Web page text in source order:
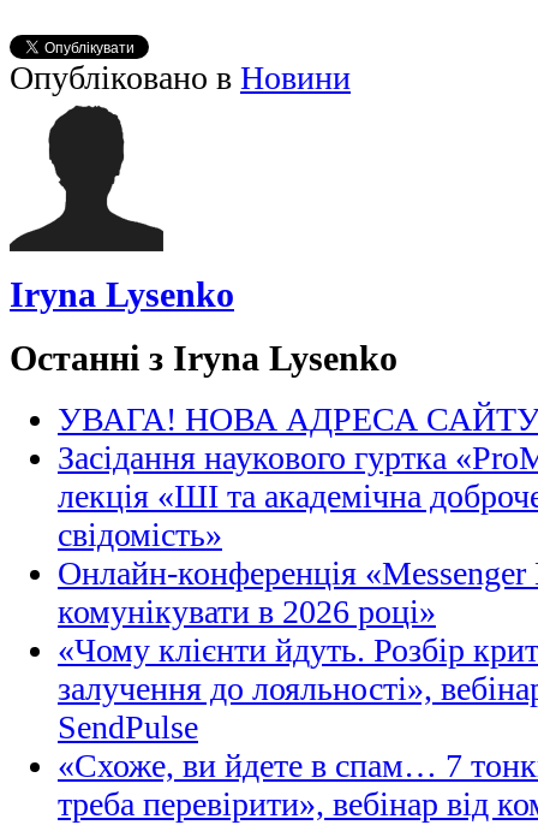
Опубліковано в Новини
Iryna Lysenko
Останні з Iryna Lysenko
УВАГА! НОВА АДРЕСА
Засідання наукового гуртка
лекція «ШІ та академічна
свідомість»
Онлайн-конференція
комунікувати в 2026 році»
«Чому клієнти йдуть. Розбір
залучення до лояльності»,
SendPulse
«Схоже, ви йдете в спам… 7
треба перевірити», вебінар від